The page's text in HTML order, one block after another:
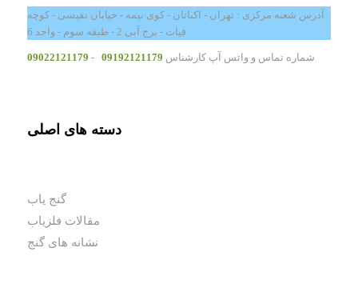
آدرس شعبه مرکزی : تهران - اکباتان - کوی بیمه - خیابان نفیسی - کوچه
فیات - برج آبی 2 - طبقه سوم - واحد 6
شماره تماس و واتس آپ کارشناس 09192121179
-
09022121179
دسته های اصلی
گنج یاب
مقالات فلزیاب
نشانه های گنج